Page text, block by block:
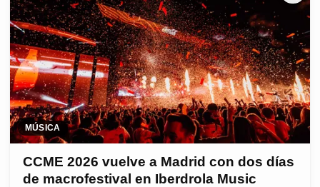
MÚSICA
CCME 2026 vuelve a Madrid con dos días
de macrofestival en Iberdrola Music